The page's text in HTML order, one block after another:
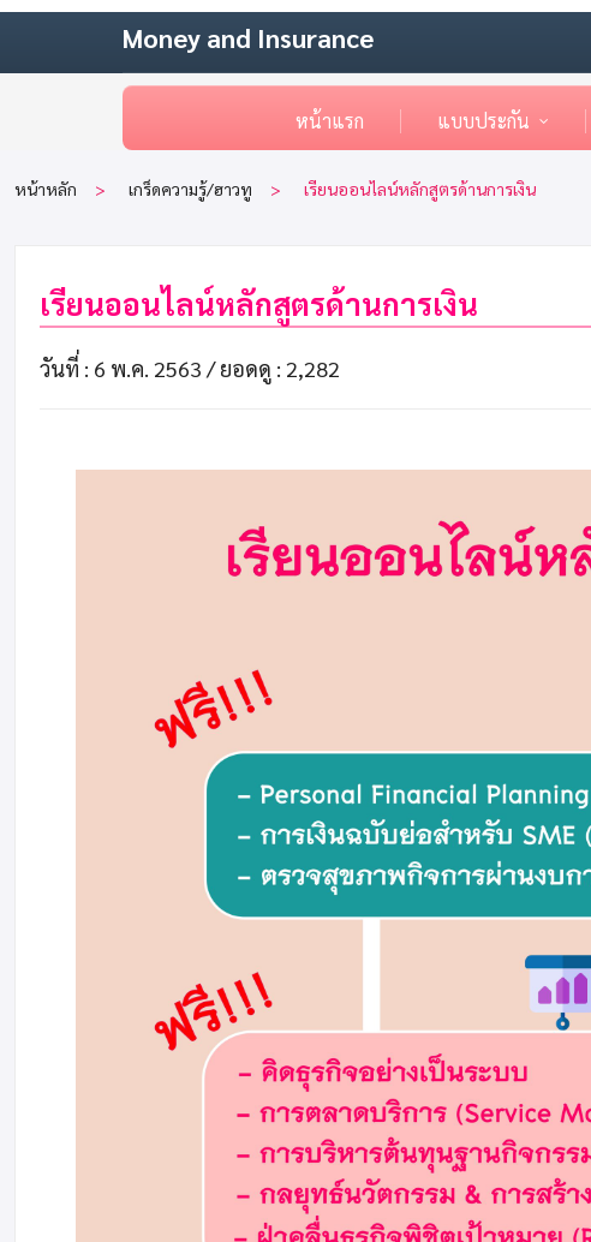
Money and Insurance
หน้าแรก แบบประกัน
หน้าหลัก เกร็ดความรู้/ฮาวทู เรียนออนไลน์หลักสูตรด้านการเงิน
เรียนออนไลน์หลักสูตรด้านการเงิน
วันที่ : 6 พ.ค. 2563 / ยอดดู : 2,282